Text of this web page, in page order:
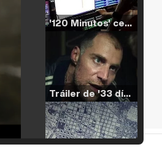
'120 Minutos' celebra sus 2.000 programas en Telemadrid con un vídeo del día a día en la redacción
Tráiler de '33 días', la nueva serie de Atresplayer con Julián Villagrán y José Manuel Poga